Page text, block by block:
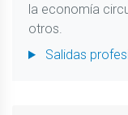
la economía
otros.
Salidas